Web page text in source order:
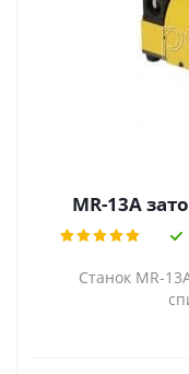
MR-13A
Станок MR-